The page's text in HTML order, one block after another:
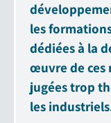
les
dédiées à la
œuvre de ces
jugées trop
les